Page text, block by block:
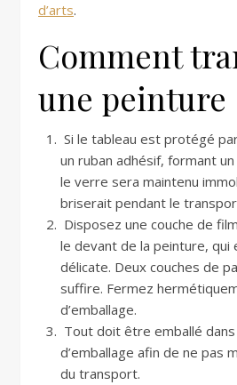
d’arts.
Comment
une peinture
Si le tableau est protégé
un ruban adhésif, formant
le verre sera maintenu
briserait pendant le
Disposez une couche de
le devant de la peinture, qui
délicate. Deux couches de
suffire. Fermez
d’emballage.
Tout doit être emballé
d’emballage afin de ne pas
du transport.